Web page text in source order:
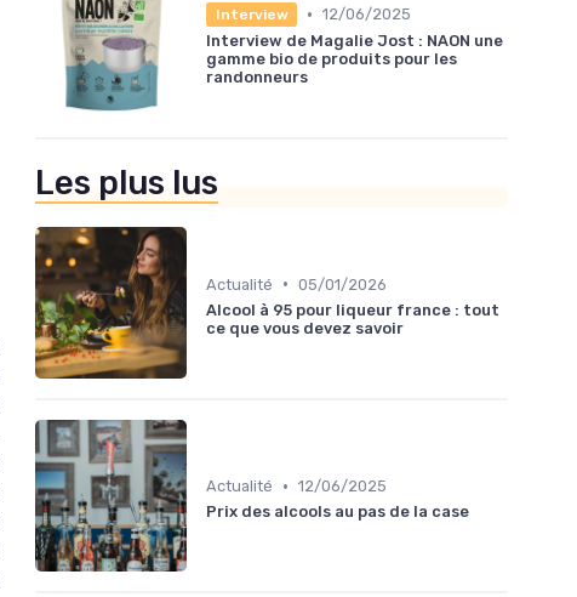
Interview • 12/06/2025
Interview de Magalie Jost : NAON une
gamme bio de produits pour les
randonneurs
Les plus lus
Actualité • 05/01/2026
Alcool à 95 pour liqueur france : tout
ce que vous devez savoir
Actualité • 12/06/2025
Prix des alcools au pas de la case